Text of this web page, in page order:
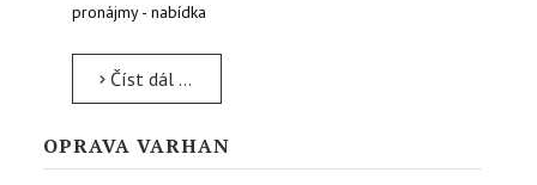
pronájmy - nabídka
Číst dál …
OPRAVA VARHAN